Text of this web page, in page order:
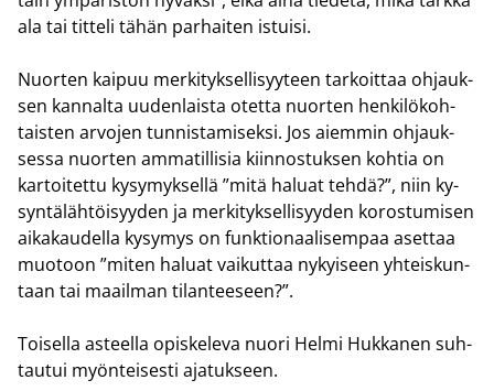
ala tai tit­te­li tähän par­hai­ten is­tui­si.
Nuor­ten kai­puu mer­ki­tyk­sel­li­syy­teen tar­koit­taa oh­jauk­
sen kan­nal­ta uu­den­lais­ta otet­ta nuor­ten hen­ki­lö­koh­
tais­ten ar­vo­jen tun­nis­ta­mi­sek­si. Jos ai­em­min oh­jauk­
ses­sa nuor­ten am­ma­til­li­sia kiin­nos­tuk­sen koh­tia on
kar­toi­tet­tu ky­sy­myk­sel­lä ”mitä ha­luat tehdä?”, niin ky­
syn­tä­läh­töi­syy­den ja mer­ki­tyk­sel­li­syy­den ko­ros­tu­mi­sen
ai­ka­kau­del­la ky­sy­mys on funk­tio­naa­li­sem­paa aset­taa
muo­toon ”miten ha­luat vai­kut­taa ny­kyi­seen yh­teis­kun­
taan tai maa­il­man ti­lan­tee­seen?”.
Toi­sel­la as­teel­la opis­ke­le­va nuori Helmi Huk­ka­nen suh­
tau­tui myön­tei­ses­ti aja­tuk­seen.